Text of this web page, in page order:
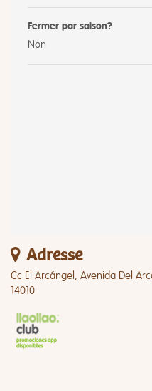
Fermer par saison?
Non
Adresse
Cc El Arcángel, Avenida Del
14010